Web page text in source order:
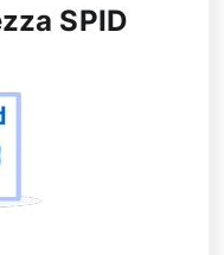
SPID